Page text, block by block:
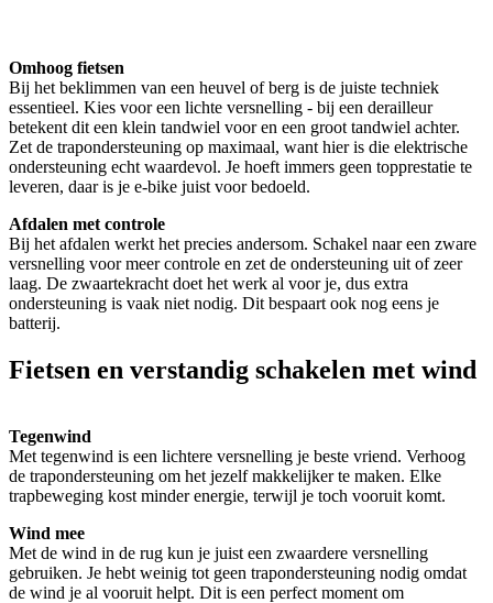
Omhoog fietsen
Bij het beklimmen van een heuvel of berg is de juiste techniek
essentieel. Kies voor een lichte versnelling - bij een derailleur
betekent dit een klein tandwiel voor en een groot tandwiel achter.
Zet de trapondersteuning op maximaal, want hier is die elektrische
ondersteuning echt waardevol. Je hoeft immers geen topprestatie te
leveren, daar is je e-bike juist voor bedoeld.
Afdalen met controle
Bij het afdalen werkt het precies andersom. Schakel naar een zware
versnelling voor meer controle en zet de ondersteuning uit of zeer
laag. De zwaartekracht doet het werk al voor je, dus extra
ondersteuning is vaak niet nodig. Dit bespaart ook nog eens je
batterij.
Fietsen en verstandig schakelen met wind
Tegenwind
Met tegenwind is een lichtere versnelling je beste vriend. Verhoog
de trapondersteuning om het jezelf makkelijker te maken. Elke
trapbeweging kost minder energie, terwijl je toch vooruit komt.
Wind mee
Met de wind in de rug kun je juist een zwaardere versnelling
gebruiken. Je hebt weinig tot geen trapondersteuning nodig omdat
de wind je al vooruit helpt. Dit is een perfect moment om